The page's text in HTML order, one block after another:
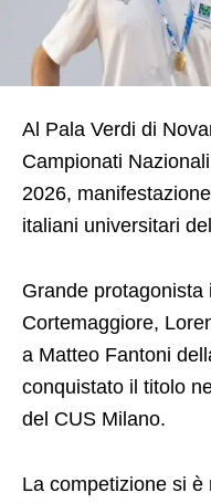
Al Pala Verdi di
Campionati
2026,
italiani universitari
Grande protagonista
Cortemaggiore,
a Matteo Fantoni
conquistato il titolo
del CUS Milano.
La competizione si